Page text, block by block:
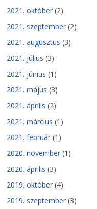
2021. október (2)
2021. szeptember (2)
2021. augusztus (3)
2021. július (3)
2021. június (1)
2021. május (3)
2021. április (2)
2021. március (1)
2021. február (1)
2020. november (1)
2020. április (3)
2019. október (4)
2019. szeptember (3)